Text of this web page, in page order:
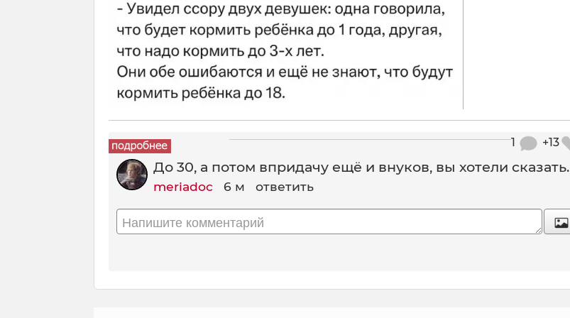
+13
1
До 30, а потом впридачу ещё и внуков, вы хотели сказать.
meriadoc 6 м ответить